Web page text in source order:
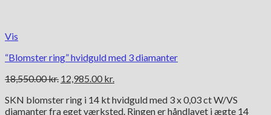
Vis
“Blomster ring” hvidguld med 3 diamanter
18,550.00kr. Den
pris
var:
12,985.00 kr.
pris
er:
SKN blomster ring i 14 kt hvidguld med 3 x 0,03 ct W/VS
diamanter fra eget værksted. Ringen er håndlavet i ægte 14